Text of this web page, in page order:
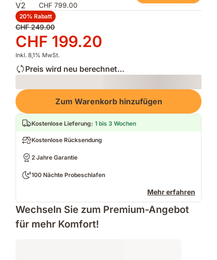
CHF 799.00
20% Rabatt
Ursprünglicher
Preis
CHF 249.00
CHF 249.00
Preis
CHF 199.20
CHF 199.20
Inkl. 8,1% MwSt.
Preis wird neu berechnet...
Loading
Zum Warenkorb hinzufügen
Kostenlose Lieferung: 1 bis 3 Wochen
Kostenlose Rücksendung
2 Jahre Garantie
100 Nächte Probeschlafen
Mehr erfahren
Wechseln Sie zum Premium-Angebot
für mehr Komfort!